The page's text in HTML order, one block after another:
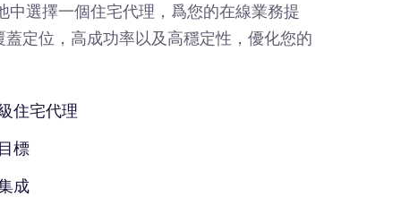
選擇一個住宅代理，爲您的在線業務提
蓋定位，高成功率以及高穩定性，優化您的
住宅代理
標
成